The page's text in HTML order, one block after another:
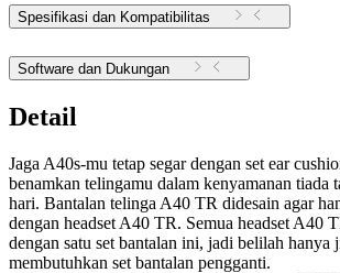
Spesifikasi dan Kompatibilitas
Software dan Dukungan
Detail
Jaga A40s-mu tetap segar dengan set ear
benamkan telingamu dalam kenyamanan tiada
hari. Bantalan telinga A40 TR didesain agar
dengan headset A40 TR. Semua headset A40
dengan satu set bantalan ini, jadi belilah hanya
membutuhkan set bantalan pengganti.